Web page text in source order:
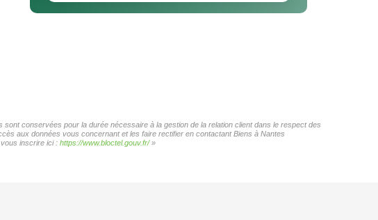
conservées pour la durée nécessaire à la gestion de la relation client dans le respect des
aux données vous concernant et les faire rectifier en contactant Biens à Nantes
inscrire ici : https://www.bloctel.gouv.fr/»